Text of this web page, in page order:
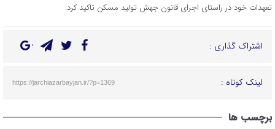
تعهدات خود در راستای اجرای قانون جهش تولید مسکن تاکید کرد.
اشتراک گذاری :
لینک کوتاه : https://jarchiazarbayjan.ir/?p=1369
برچسب ها